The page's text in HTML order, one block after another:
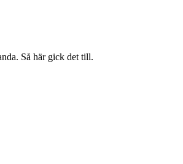
Så här gick det till.